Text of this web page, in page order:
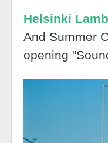
Helsinki
And Summer
opening